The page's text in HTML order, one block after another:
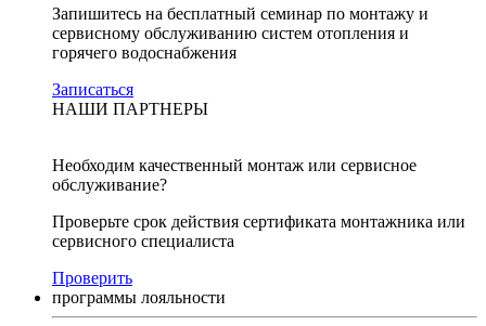
Запишитесь на бесплатный семинар по монтажу и
сервисному обслуживанию систем отопления и
горячего водоснабжения
Записаться
НАШИ ПАРТНЕРЫ
Необходим качественный монтаж или сервисное
обслуживание?
Проверьте срок действия сертификата монтажника или
сервисного специалиста
Проверить
программы лояльности